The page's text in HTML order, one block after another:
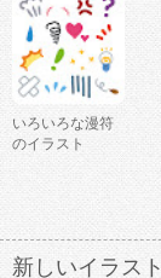
いろいろな漫符
のイラスト
新しいイラスト